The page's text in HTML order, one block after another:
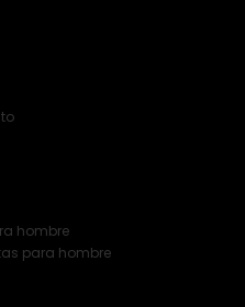
hombre
para hombre